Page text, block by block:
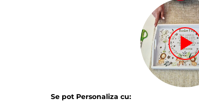
Se pot Personaliza cu: